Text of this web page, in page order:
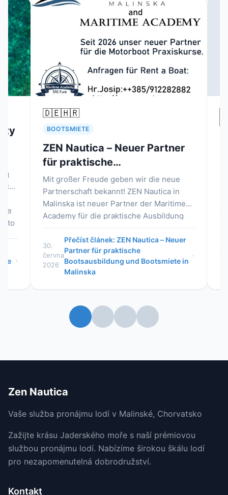
🇭🇷
BOOTSMIETE
ZEN Nautica – Neuer Partner
für praktische
Bootsausbildung und
Bootsmiete in Malinska
Mit großer Freude geben wir die neue
Partnerschaft bekannt! ZEN Nautica in
Malinska ist neuer Partner der Maritime
Academy für die praktische Ausbildung
auf Motorbooten und die
Bootsvermietung. Den Theorieteil des
Kurses und die Prüfung können Sie in
Österreich absolvieren, die praktische
Ausbildung und den ersten
Mietkonditionen. Hochwertige
Ausbildung, sichere Boote und die
Přečíst článek: ZEN Nautica – Neuer
Partner für praktische
Bootsausbildung und Bootsmiete in
Malinska
tipy |
Zen Nautica
Vaše služba pronájmu lodí v Malinské, Chorvatsko
Zažijte krásu Jaderského moře s naší prémiovou
službou pronájmu lodí. Nabízíme širokou škálu lodí
pro nezapomenutelná dobrodružství.
Kontakt